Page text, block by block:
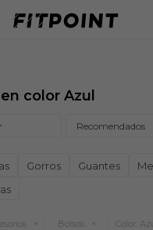
color Azul
Recomendados
Gorros Guantes
Bolsos Color: